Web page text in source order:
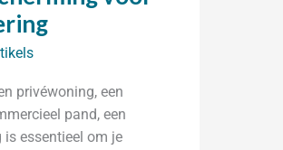
privéwoning, een
pand, een
is essentieel om je